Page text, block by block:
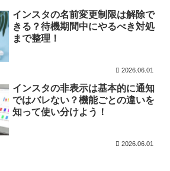
インスタの名前変更制限は解除で
きる？待機期間中にやるべき対処
まで整理！
2026.06.01
インスタの非表示は基本的に通知
ではバレない？機能ごとの違いを
知って使い分けよう！
2026.06.01